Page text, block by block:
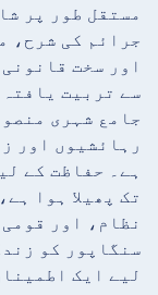
مستقل طور پر
جرائم کی شرح،
اور سخت
سے تربیت
جامع شہری
رہائشیوں اور
ہے۔ حفاظت کے
تک پھیلا ہوا
نظام، اور
سنگاپور کو
لیے ایک